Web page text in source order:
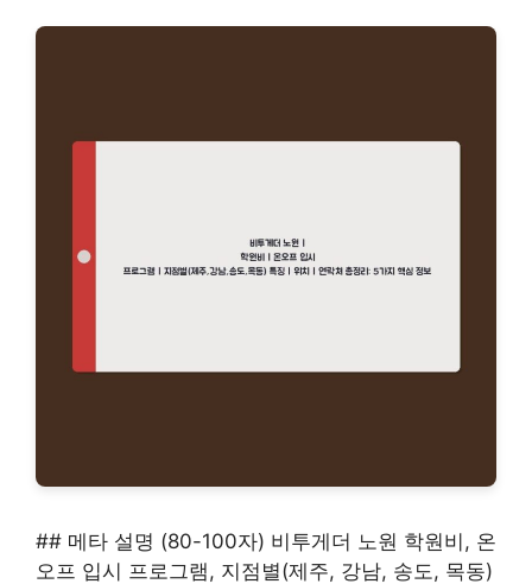
## 메타 설명 (80-100자) 비투게더 노원 학원비, 온
오프 입시 프로그램, 지점별(제주, 강남, 송도, 목동)